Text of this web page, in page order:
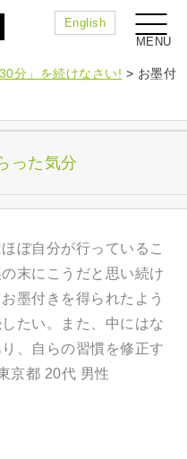
English
30分」を続けなさい! > お墨付
った気分
ぼ自分が行っているこ
末にこうだと思い続け
墨付きを得られたよう
たい。また、中にはな
、自らの習慣を修正す
京都 20代 男性